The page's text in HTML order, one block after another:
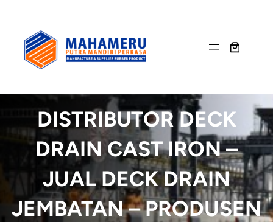
content
DISTRIBUTOR DECK
DRAIN CAST IRON –
JUAL DECK DRAIN
JEMBATAN – PRODUSEN